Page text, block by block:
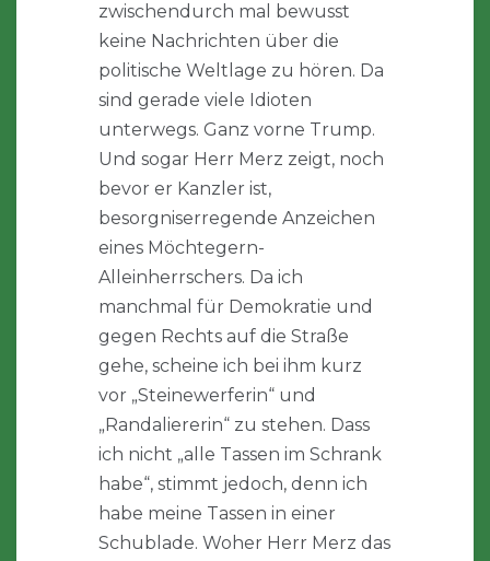
zwischendurch mal bewusst
keine Nachrichten über die
politische Weltlage zu hören. Da
sind gerade viele Idioten
unterwegs. Ganz vorne Trump.
Und sogar Herr Merz zeigt, noch
bevor er Kanzler ist,
besorgniserregende Anzeichen
eines Möchtegern-
Alleinherrschers. Da ich
manchmal für Demokratie und
gegen Rechts auf die Straße
gehe, scheine ich bei ihm kurz
vor „Steinewerferin“ und
„Randaliererin“ zu stehen. Dass
ich nicht „alle Tassen im Schrank
habe“, stimmt jedoch, denn ich
habe meine Tassen in einer
Schublade. Woher Herr Merz das